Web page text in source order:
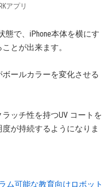
アプリ
態で、iPhone本体を横にす
とが出来ます。
ールカラーを変化させる
ッチ性を持つUV コートを
が持続するようになりま
ム可能な教育向けロボット